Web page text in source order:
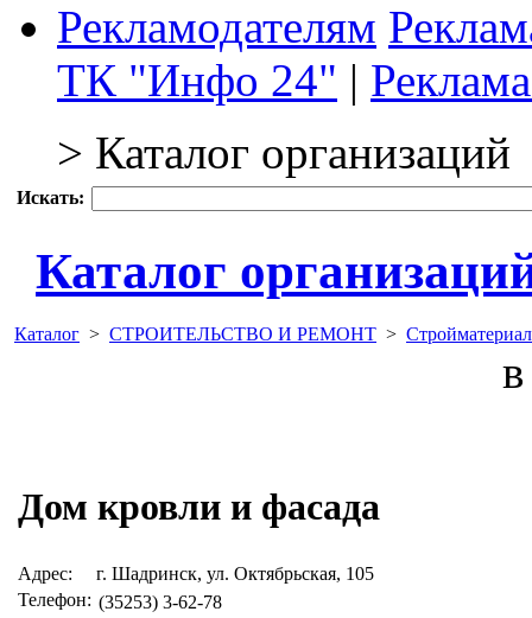
Рекламодателям
ТК "Инфо 24" |
> Каталог организаций
Искать:
Каталог
Каталог > СТРОИТЕЛЬСТВО И РЕМОНТ >
Дом кровли и фасада
Адрес:
г. Шадринск, ул. Октябрьская, 105
Телефон: (35253) 3-62-78